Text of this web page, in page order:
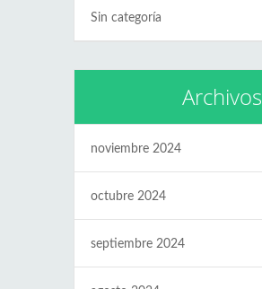
Sin categoría
Archivos
noviembre 2024
octubre 2024
septiembre 2024